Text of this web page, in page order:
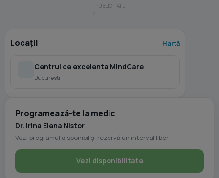
Locații Hartă
Centrul de excelenta MindCare
Bucuresti
Programează-te la medic
Dr. Irina Elena Nistor
Vezi programul disponibil și rezervă un interval liber.
Vezi disponibilitate